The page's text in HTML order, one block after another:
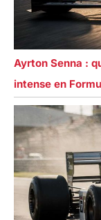
Ayrton Senna :
intense en